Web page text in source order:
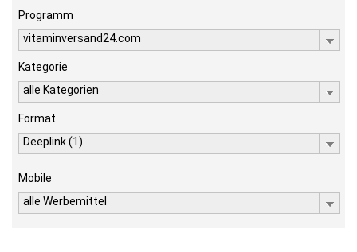
Programm
vitaminversand24.com
Kategorie
alle Kategorien
Format
Deeplink (1)
Mobile
alle Werbemittel